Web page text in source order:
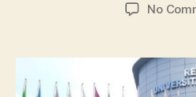
No